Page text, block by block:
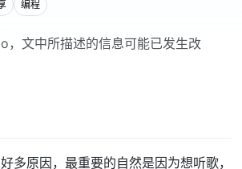
编程
文中所描述的信息可能已发生改
多原因，最重要的自然是因为想听歌，